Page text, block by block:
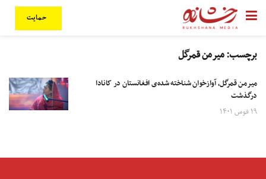
حمایت
برچسب:میرمن قمرگل
میرمن قمرگل، آوازخوان شناخته شده‌ی افغانستان در کانادا
درگذشت
۱۹ قوس ۱۴۰۱